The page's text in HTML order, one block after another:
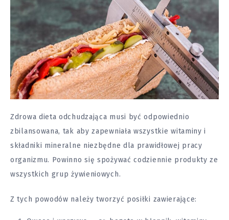
Zdrowa dieta odchudzająca musi być odpowiednio
zbilansowana, tak aby zapewniała wszystkie witaminy i
składniki mineralne niezbędne dla prawidłowej pracy
organizmu. Powinno się spożywać codziennie produkty ze
wszystkich grup żywieniowych.
Z tych powodów należy tworzyć posiłki zawierające: